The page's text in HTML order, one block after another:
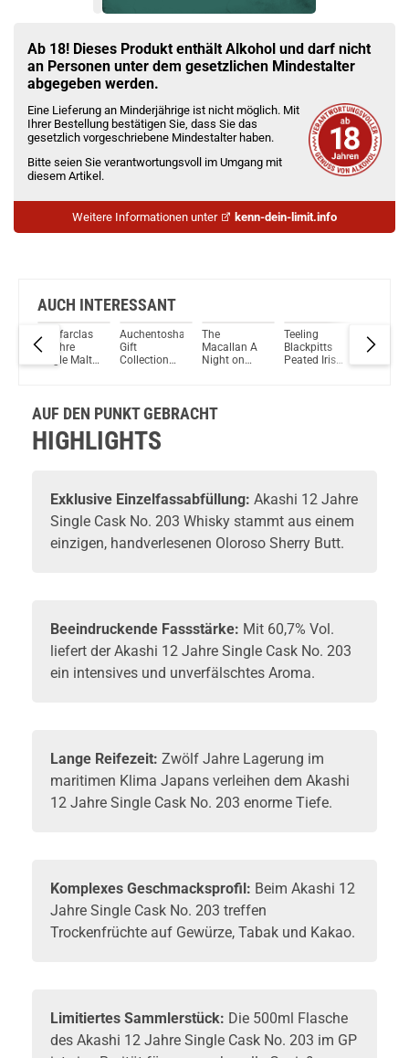
Check das mal!
BrewDog Zuidam Torpedoed Tulip Rye Whisky 46% 700ml
Du willst Kröten sparen?
Schau mal hier!
OVNS JC02 1ml 650mAh Pod System Kit Milky Way
Ab 18! Dieses Produkt enthält Alkohol und darf nicht
an Personen unter dem gesetzlichen Mindestalter
abgegeben werden.
Eine Lieferung an Minderjährige ist nicht möglich. Mit
Ihrer Bestellung bestätigen Sie, dass Sie das
gesetzlich vorgeschriebene Mindestalter haben.
Bitte seien Sie verantwortungsvoll im Umgang mit
diesem Artikel.
Weitere Informationen unter kenn-dein-limit.info
AUCH INTERESSANT
Glenfarclas
8 Jahre
Single Malt
Auchentoshan
Gift
Collection
40%-43%
The
Macallan A
Night on
Malt Scotch
Teeling
Blackpitts
Peated Irish
Suntory
Whisky
AUF DEN PUNKT GEBRACHT
HIGHLIGHTS
Exklusive Einzelfassabfüllung: Akashi 12 Jahre
Single Cask No. 203 Whisky stammt aus einem
einzigen, handverlesenen Oloroso Sherry Butt.
Beeindruckende Fassstärke: Mit 60,7% Vol.
liefert der Akashi 12 Jahre Single Cask No. 203
ein intensives und unverfälschtes Aroma.
Lange Reifezeit: Zwölf Jahre Lagerung im
maritimen Klima Japans verleihen dem Akashi
12 Jahre Single Cask No. 203 enorme Tiefe.
Komplexes Geschmacksprofil: Beim Akashi 12
Jahre Single Cask No. 203 treffen
Trockenfrüchte auf Gewürze, Tabak und Kakao.
Limitiertes Sammlerstück: Die 500ml Flasche
des Akashi 12 Jahre Single Cask No. 203 im GP